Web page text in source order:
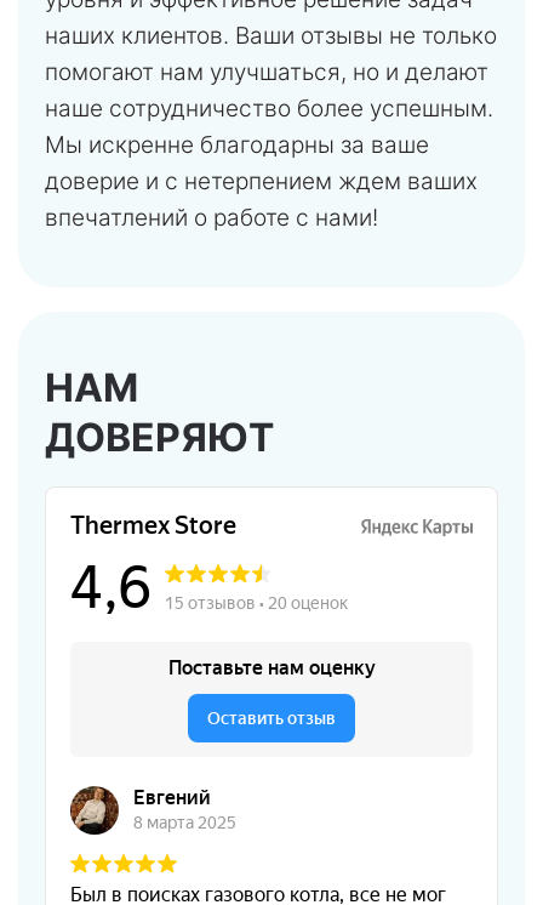
наших клиентов. Ваши отзывы не только
помогают нам улучшаться, но и делают
наше сотрудничество более успешным.
Мы искренне благодарны за ваше
доверие и с нетерпением ждем ваших
впечатлений о работе с нами!
НАМ
ДОВЕРЯЮТ